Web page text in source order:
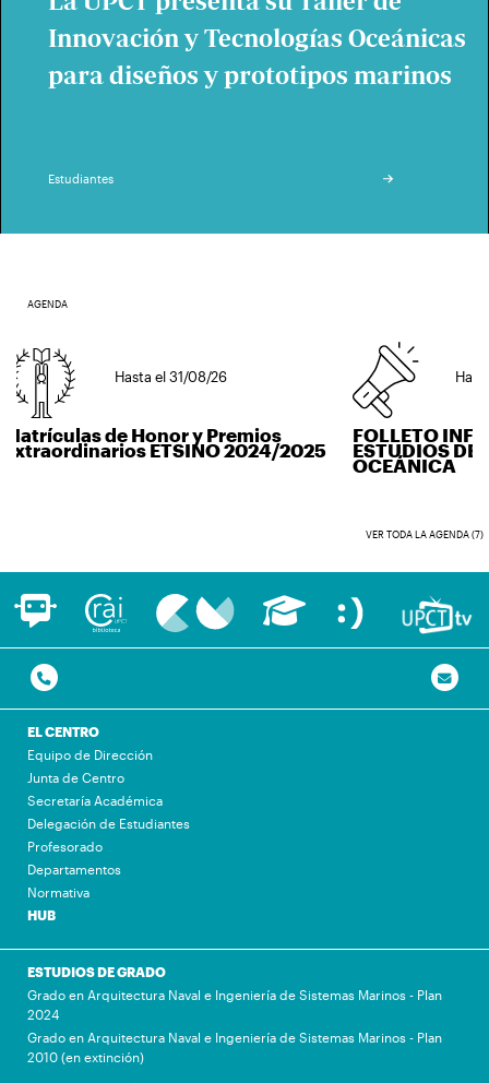
Innovación y Tecnologías Oceánicas
para diseños y prototipos marinos
Estudiantes
AGENDA
Hasta el 31/08/26
de Honor y Premios
ETSINO 2024/2025
Hasta el
FOLLETO
ESTUDIOS DE
OCEÁNICA
VER TODA LA AGENDA (7)
EL CENTRO
Equipo de Dirección
Junta de Centro
Secretaría Académica
Delegación de Estudiantes
Profesorado
Departamentos
Normativa
HUB
ESTUDIOS DE GRADO
Grado en Arquitectura Naval e Ingeniería de Sistemas Marinos - Plan
2024
Grado en Arquitectura Naval e Ingeniería de Sistemas Marinos - Plan
2010 (en extinción)